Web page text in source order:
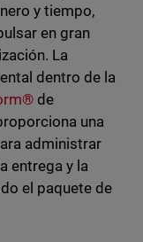
y tiempo,
en gran
La
dentro de la
de
una
administrar
entrega y la
el paquete de